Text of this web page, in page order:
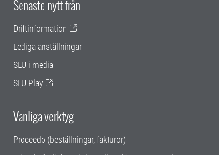
Senaste nytt från
Driftinformation
Lediga anställningar
SLU i media
SLU Play
Vanliga verktyg
Proceedo (beställningar, fakturor)